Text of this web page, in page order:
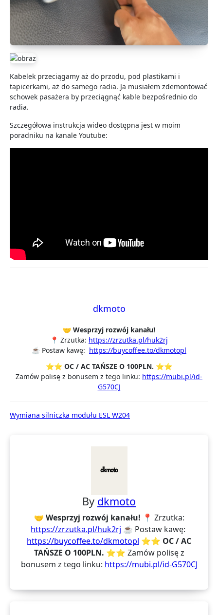
Kabelek przeciągamy aż do przodu, pod plastikami i
tapicerkami, aż do samego radia. Ja musiałem zdemontować
schowek pasażera by przeciągnąć kable bezpośrednio do
radia.
Szczegółowa instrukcja wideo dostępna jest w moim
poradniku na kanale Youtube:
dkmoto
🤝 Wesprzyj rozwój kanału!
📍 Zrzutka: https://zrzutka.pl/huk2rj
☕ Postaw kawę: https://buycoffee.to/dkmotopl
⭐⭐ OC / AC TAŃSZE O 100PLN. ⭐⭐
Zamów polisę z bonusem z tego linku: https://mubi.pl/id-
G570CJ
Nawigacja
Wymiana silniczka modułu ESL W204
By dkmoto
🤝 Wesprzyj rozwój kanału! 📍 Zrzutka:
https://zrzutka.pl/huk2rj ☕ Postaw kawę:
https://buycoffee.to/dkmotopl ⭐⭐ OC / AC
TAŃSZE O 100PLN. ⭐⭐ Zamów polisę z
bonusem z tego linku: https://mubi.pl/id-G570CJ